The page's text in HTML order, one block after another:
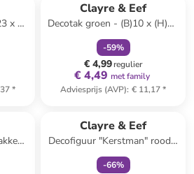
x Ø
*
Clayre & Eef
Decotak groen - (B)10 x (H)45
cm
-59%
€ 4,99regulier
€ 4,49 met family
Adviesprijs (AVP): € 11,17*
Clayre & Eef
Decofiguur "Kerstman" rood -
(H)45 cm
-66%